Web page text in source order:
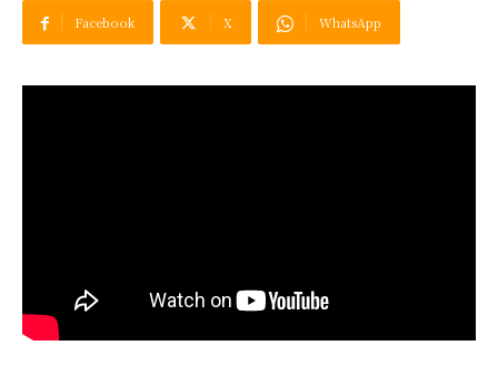
Facebook X WhatsApp